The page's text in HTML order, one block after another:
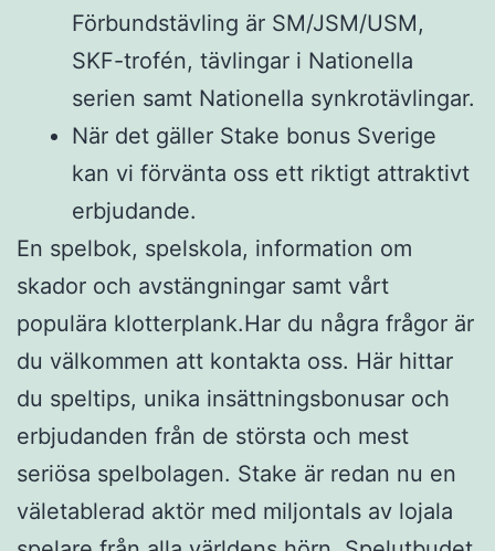
Förbundstävling är SM/JSM/USM,
SKF-trofén, tävlingar i Nationella
serien samt Nationella synkrotävlingar.
När det gäller Stake bonus Sverige
kan vi förvänta oss ett riktigt attraktivt
erbjudande.
En spelbok, spelskola, information om
skador och avstängningar samt vårt
populära klotterplank.Har du några frågor är
du välkommen att kontakta oss. Här hittar
du speltips, unika insättningsbonusar och
erbjudanden från de största och mest
seriösa spelbolagen. Stake är redan nu en
väletablerad aktör med miljontals av lojala